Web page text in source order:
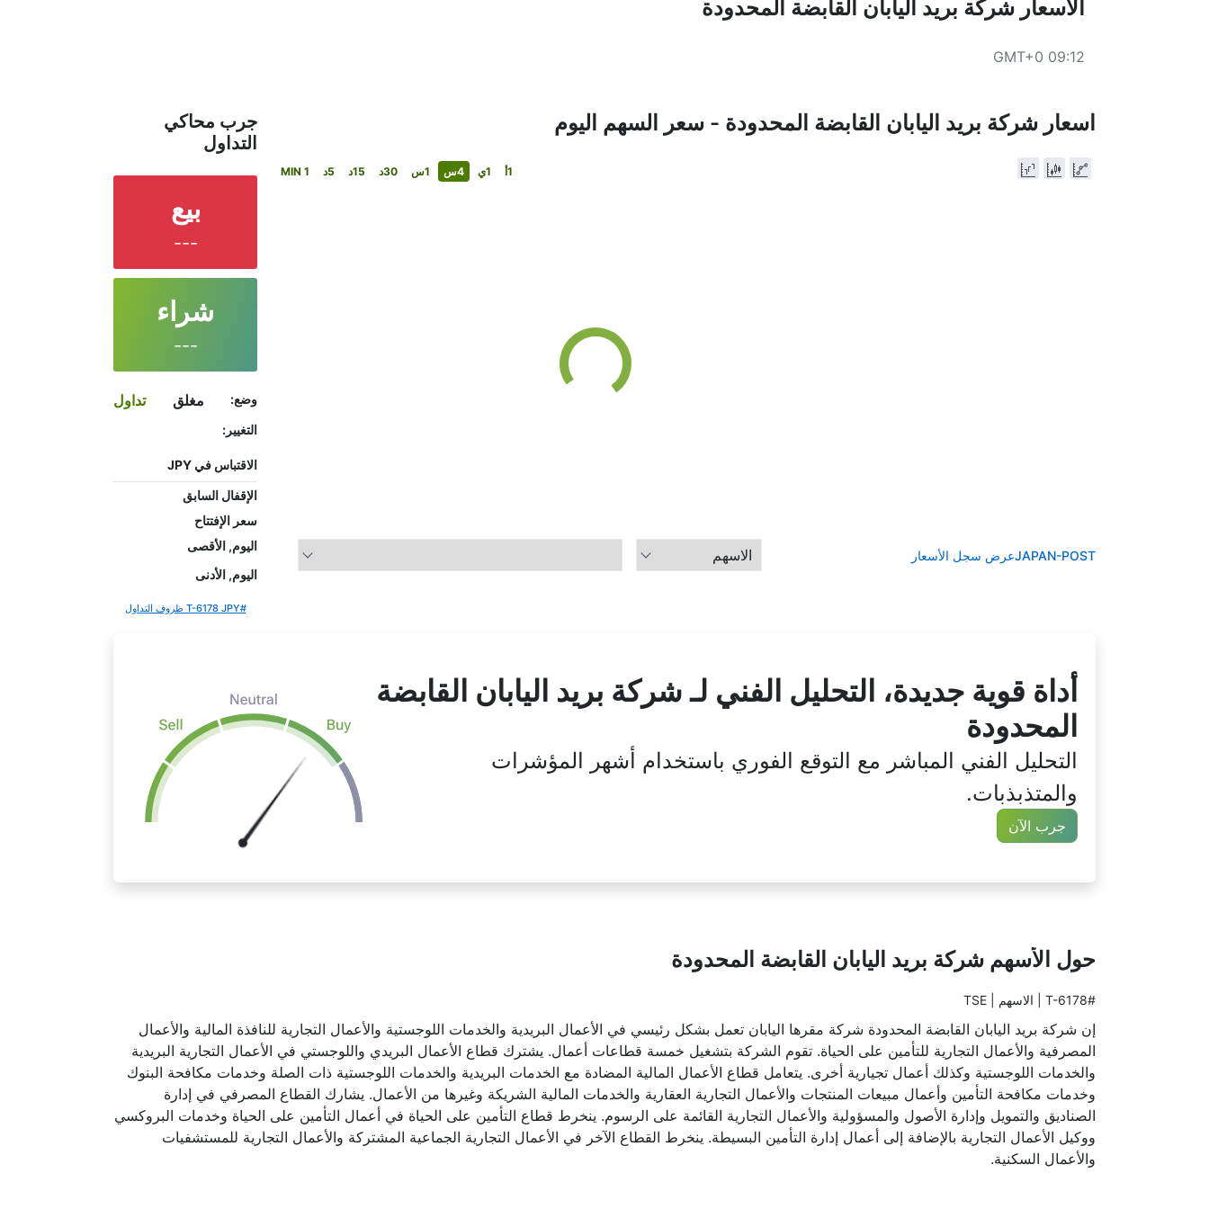
بالقرب من المكان المخصص للبحث (الفلتر)
الاسعار شركة بريد اليابان القابضة المحدودة
09:12 GMT+0
اسعار شركة بريد اليابان القابضة المحدودة - سعر السهم اليوم
1 MIN 5د 15د 30د 1س 4س 1ي 1أ
JAPAN-POSTعرض سجل الأسعار
جرب محاكي
التداول
بيع
---
شراء
---
وضع: مغلق تداول
التغيير:
الاقتباس في JPY
الإقفال السابق
سعر الإفتتاح
اليوم, الأقصى
اليوم, الأدنى
#T-6178 JPY ظروف التداول
أداة قوية جديدة، التحليل الفني لـ شركة بريد اليابان القابضة
المحدودة
التحليل الفني المباشر مع التوقع الفوري باستخدام أشهر المؤشرات
والمتذبذبات.
جرب الآن
حول الأسهم شركة بريد اليابان القابضة المحدودة
#T-6178 | الاسهم | TSE
إن شركة بريد اليابان القابضة المحدودة شركة مقرها اليابان تعمل بشكل رئيسي في الأعمال البريدية والخدمات اللوجستية والأعمال التجارية للنافذة المالية والأعمال
المصرفية والأعمال التجارية للتأمين على الحياة. تقوم الشركة بتشغيل خمسة قطاعات أعمال. يشترك قطاع الأعمال البريدي واللوجستي في الأعمال التجارية البريدية
والخدمات اللوجستية وكذلك أعمال تجيارية أخرى. يتعامل قطاع الأعمال المالية المضادة مع الخدمات البريدية والخدمات اللوجستية ذات الصلة وخدمات مكافحة البنوك
وخدمات مكافحة التأمين وأعمال مبيعات المنتجات والأعمال التجارية العقارية والخدمات المالية الشريكة وغيرها من الأعمال. يشارك القطاع المصرفي في إدارة
الصناديق والتمويل وإدارة الأصول والمسؤولية والأعمال التجارية القائمة على الرسوم. ينخرط قطاع التأمين على الحياة في أعمال التأمين على الحياة وخدمات البروكسي
ووكيل الأعمال التجارية بالإضافة إلى أعمال إدارة التأمين البسيطة. ينخرط القطاع الآخر في الأعمال التجارية الجماعية المشتركة والأعمال التجارية للمستشفيات
والأعمال السكنية.